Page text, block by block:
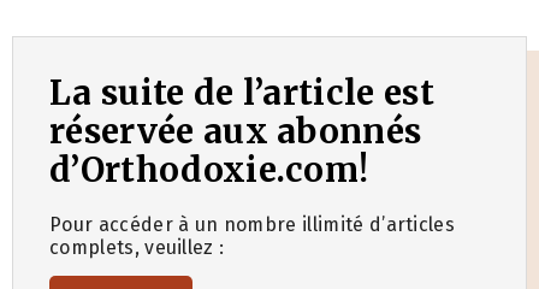
La suite de l’article est
réservée aux abonnés
d’Orthodoxie.com!
Pour accéder à un nombre illimité d’articles
complets, veuillez :